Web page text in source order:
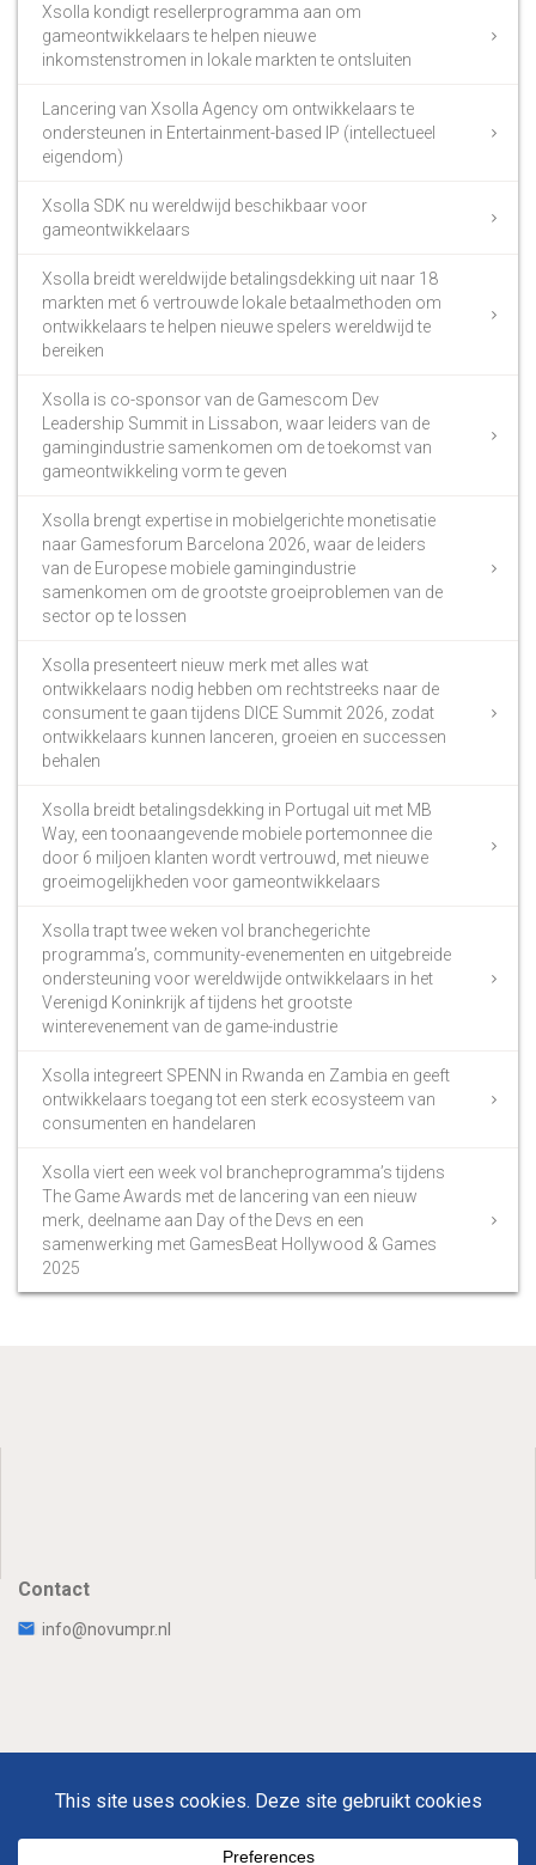
Xsolla kondigt resellerprogramma aan om
gameontwikkelaars te helpen nieuwe
inkomstenstromen in lokale markten te ontsluiten
Lancering van Xsolla Agency om ontwikkelaars te
ondersteunen in Entertainment-based IP (intellectueel
eigendom)
Xsolla SDK nu wereldwijd beschikbaar voor
gameontwikkelaars
Xsolla breidt wereldwijde betalingsdekking uit naar 18
markten met 6 vertrouwde lokale betaalmethoden om
ontwikkelaars te helpen nieuwe spelers wereldwijd te
bereiken
Xsolla is co-sponsor van de Gamescom Dev
Leadership Summit in Lissabon, waar leiders van de
gamingindustrie samenkomen om de toekomst van
gameontwikkeling vorm te geven
Xsolla brengt expertise in mobielgerichte monetisatie
naar Gamesforum Barcelona 2026, waar de leiders
van de Europese mobiele gamingindustrie
samenkomen om de grootste groeiproblemen van de
sector op te lossen
Xsolla presenteert nieuw merk met alles wat
ontwikkelaars nodig hebben om rechtstreeks naar de
consument te gaan tijdens DICE Summit 2026, zodat
ontwikkelaars kunnen lanceren, groeien en successen
behalen
Xsolla breidt betalingsdekking in Portugal uit met MB
Way, een toonaangevende mobiele portemonnee die
door 6 miljoen klanten wordt vertrouwd, met nieuwe
groeimogelijkheden voor gameontwikkelaars
Xsolla trapt twee weken vol branchegerichte
programma’s, community-evenementen en uitgebreide
ondersteuning voor wereldwijde ontwikkelaars in het
Verenigd Koninkrijk af tijdens het grootste
winterevenement van de game-industrie
Xsolla integreert SPENN in Rwanda en Zambia en geeft
ontwikkelaars toegang tot een sterk ecosysteem van
consumenten en handelaren
Xsolla viert een week vol brancheprogramma’s tijdens
The Game Awards met de lancering van een nieuw
merk, deelname aan Day of the Devs en een
samenwerking met GamesBeat Hollywood & Games
2025
Contact
info@novumpr.nl